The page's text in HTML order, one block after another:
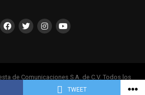
TWEET
de Comunicaciones S.A. de C.V. Todos los
Derechos Reservados